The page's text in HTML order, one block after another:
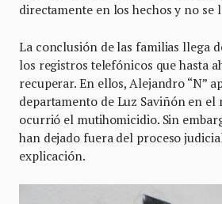
directamente en los hechos y no se
La conclusión de las familias llega
los registros telefónicos que hasta
recuperar. En ellos, Alejandro “N”
departamento de Luz Saviñón en el
ocurrió el mutihomicidio. Sin
han dejado fuera del proceso
explicación.